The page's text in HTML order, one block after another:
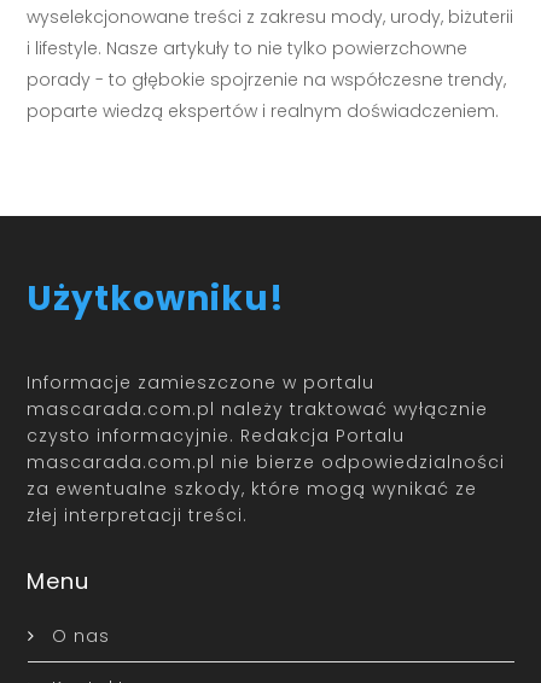
wyselekcjonowane treści z zakresu mody, urody, biżuterii
i lifestyle. Nasze artykuły to nie tylko powierzchowne
porady - to głębokie spojrzenie na współczesne trendy,
poparte wiedzą ekspertów i realnym doświadczeniem.
Użytkowniku!
Informacje zamieszczone w portalu
mascarada.com.pl należy traktować wyłącznie
czysto informacyjnie. Redakcja Portalu
mascarada.com.pl nie bierze odpowiedzialności
za ewentualne szkody, które mogą wynikać ze
złej interpretacji treści.
Menu
O nas